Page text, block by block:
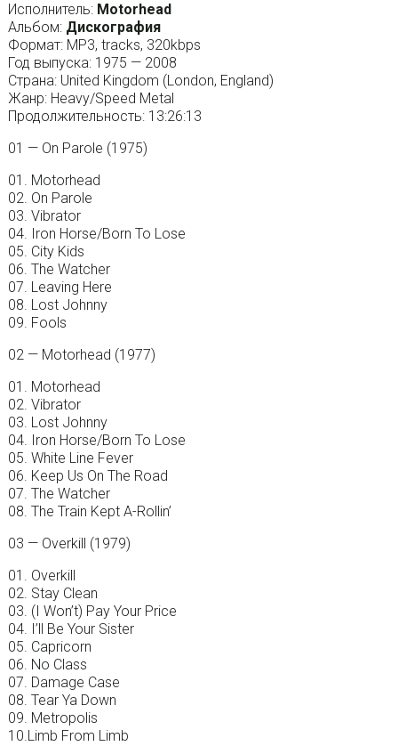
Исполнитель: Motorhead
Альбом: Дискография
Формат: MP3, tracks, 320kbps
Год выпуска: 1975 — 2008
Страна: United Kingdom (London, England)
Жанр: Heavy/Speed Metal
Продолжительность: 13:26:13
01 — On Parole (1975)
01. Motorhead
02. On Parole
03. Vibrator
04. Iron Horse/Born To Lose
05. City Kids
06. The Watcher
07. Leaving Here
08. Lost Johnny
09. Fools
02 — Motorhead (1977)
01. Motorhead
02. Vibrator
03. Lost Johnny
04. Iron Horse/Born To Lose
05. White Line Fever
06. Keep Us On The Road
07. The Watcher
08. The Train Kept A-Rollin’
03 — Overkill (1979)
01. Overkill
02. Stay Clean
03. (I Won’t) Pay Your Price
04. I’ll Be Your Sister
05. Capricorn
06. No Class
07. Damage Case
08. Tear Ya Down
09. Metropolis
10.Limb From Limb